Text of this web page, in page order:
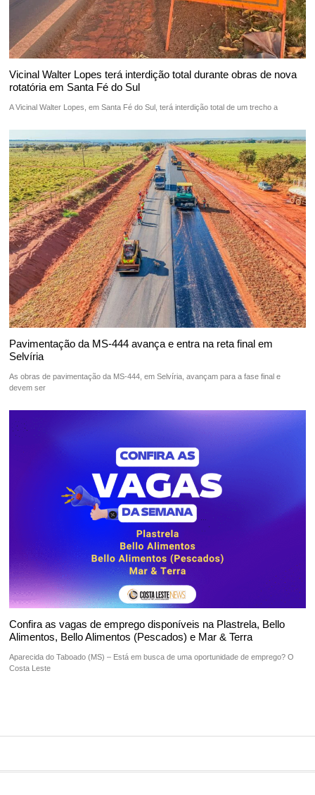
Vicinal Walter Lopes terá interdição total durante obras de nova
rotatória em Santa Fé do Sul
A Vicinal Walter Lopes, em Santa Fé do Sul, terá interdição total de um trecho a
Pavimentação da MS-444 avança e entra na reta final em
Selvíria
As obras de pavimentação da MS-444, em Selvíria, avançam para a fase final e
devem ser
Confira as vagas de emprego disponíveis na Plastrela, Bello
Alimentos, Bello Alimentos (Pescados) e Mar & Terra
Aparecida do Taboado (MS) – Está em busca de uma oportunidade de emprego? O
Costa Leste